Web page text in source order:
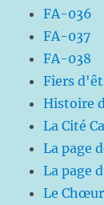
FA-036
FA-037
FA-038
Fiers
Histoire
La Cité
La page
La page
Le